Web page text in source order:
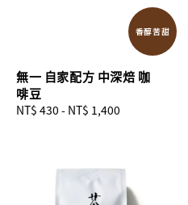
香醇苦甜
無一 自家配方 中深焙 咖
啡豆
Regular
NT$ 430 - NT$ 1,400